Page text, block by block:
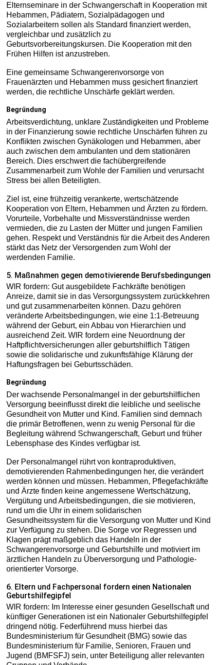
Elternseminare in der Schwangerschaft in Kooperation mit
Hebammen, Pädiatern, Sozialpädagogen und
Sozialarbeitern sollen als Standard finanziert werden,
vergleichbar und zusätzlich zu
Geburtsvorbereitungskursen. Die Kooperation mit den
Frühen Hilfen ist anzustreben.
Eine gemeinsame Schwangerenvorsorge von
Frauenärzten und Hebammen muss gesichert finanziert
werden, die rechtliche Unschärfe geklärt werden.
Begründung
Arbeitsverdichtung, unklare Zuständigkeiten und Probleme
in der Finanzierung sowie rechtliche Unschärfen führen zu
Konflikten zwischen Gynäkologen und Hebammen, aber
auch zwischen dem ambulanten und dem stationären
Bereich. Dies erschwert die fachübergreifende
Zusammenarbeit zum Wohle der Familien und verursacht
Stress bei allen Beteiligten.
Ziel ist, eine frühzeitig verankerte, wertschätzende
Kooperation von Eltern, Hebammen und Ärzten zu fördern.
Vorurteile, Vorbehalte und Missverständnisse werden
vermieden, die zu Lasten der Mütter und jungen Familien
gehen. Respekt und Verständnis für die Arbeit des Anderen
stärkt das Netz der Versorgenden zum Wohl der
werdenden Familie.
5. Maßnahmen gegen demotivierende Berufsbedingungen
WIR fordern: Gut ausgebildete Fachkräfte benötigen
Anreize, damit sie in das Versorgungssystem zurückkehren
und gut zusammenarbeiten können. Dazu gehören
veränderte Arbeitsbedingungen, wie eine 1:1-Betreuung
während der Geburt, ein Abbau von Hierarchien und
ausreichend Zeit. WIR fordern eine Neuordnung der
Haftpflichtversicherungen aller geburtshilflich Tätigen
sowie die solidarische und zukunftsfähige Klärung der
Haftungsfragen bei Geburtsschäden.
Begründung
Der wachsende Personalmangel in der geburtshilflichen
Versorgung beeinflusst direkt die leibliche und seelische
Gesundheit von Mutter und Kind. Familien sind demnach
die primär Betroffenen, wenn zu wenig Personal für die
Begleitung während Schwangerschaft, Geburt und früher
Lebensphase des Kindes verfügbar ist.
Der Personalmangel rührt von kontraproduktiven,
demotivierenden Rahmenbedingungen her, die verändert
werden können und müssen. Hebammen, Pflegefachkräfte
und Ärzte finden keine angemessene Wertschätzung,
Vergütung und Arbeitsbedingungen, die sie motivieren,
rund um die Uhr in einem solidarischen
Gesundheitssystem für die Versorgung von Mutter und Kind
zur Verfügung zu stehen. Die Sorge vor Regressen und
Klagen prägt maßgeblich das Handeln in der
Schwangerenvorsorge und Geburtshilfe und motiviert im
ärztlichen Handeln zu Überversorgung und Pathologie-
orientierter Vorsorge.
6. Eltern und Fachpersonal fordern einen Nationalen
Geburtshilfegipfel
WIR fordern: Im Interesse einer gesunden Gesellschaft und
künftiger Generationen ist ein Nationaler Geburtshilfegipfel
dringend nötig. Federführend muss hierbei das
Bundesministerium für Gesundheit (BMG) sowie das
Bundesministerium für Familie, Senioren, Frauen und
Jugend (BMFSFJ) sein, unter Beteiligung aller relevanten